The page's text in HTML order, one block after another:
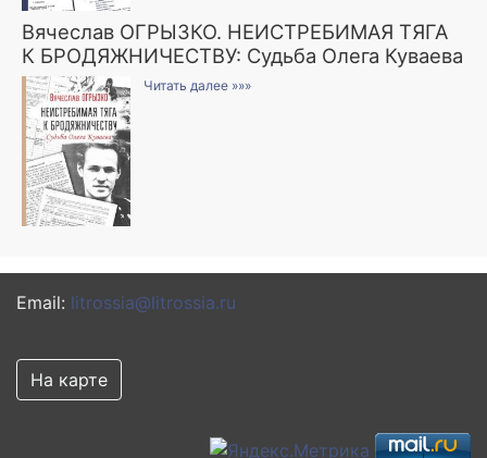
Вячеслав ОГРЫЗКО. НЕИСТРЕБИМАЯ ТЯГА
К БРОДЯЖНИЧЕСТВУ: Судьба Олега Куваева
Читать далее »»»
Email: litrossia@litrossia.ru
На карте